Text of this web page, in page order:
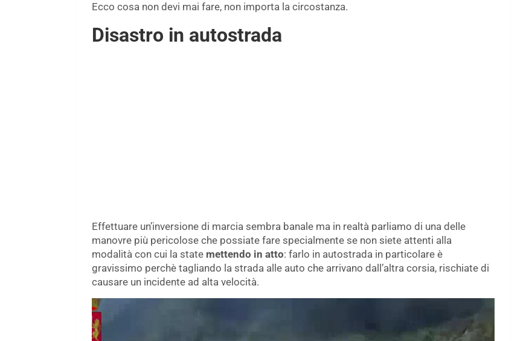
Ecco cosa non devi mai fare, non importa la circostanza.
Disastro in autostrada
Effettuare un’inversione di marcia sembra banale ma in realtà parliamo di una delle
manovre più pericolose che possiate fare specialmente se non siete attenti alla
modalità con cui la state mettendo in atto: farlo in autostrada in particolare è
gravissimo perchè tagliando la strada alle auto che arrivano dall’altra corsia, rischiate di
causare un incidente ad alta velocità.